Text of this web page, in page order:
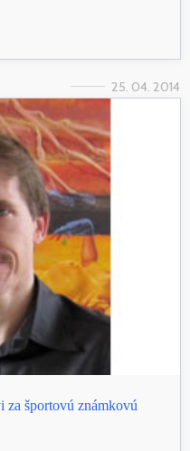
25. 04. 2014
za športovú známkovú